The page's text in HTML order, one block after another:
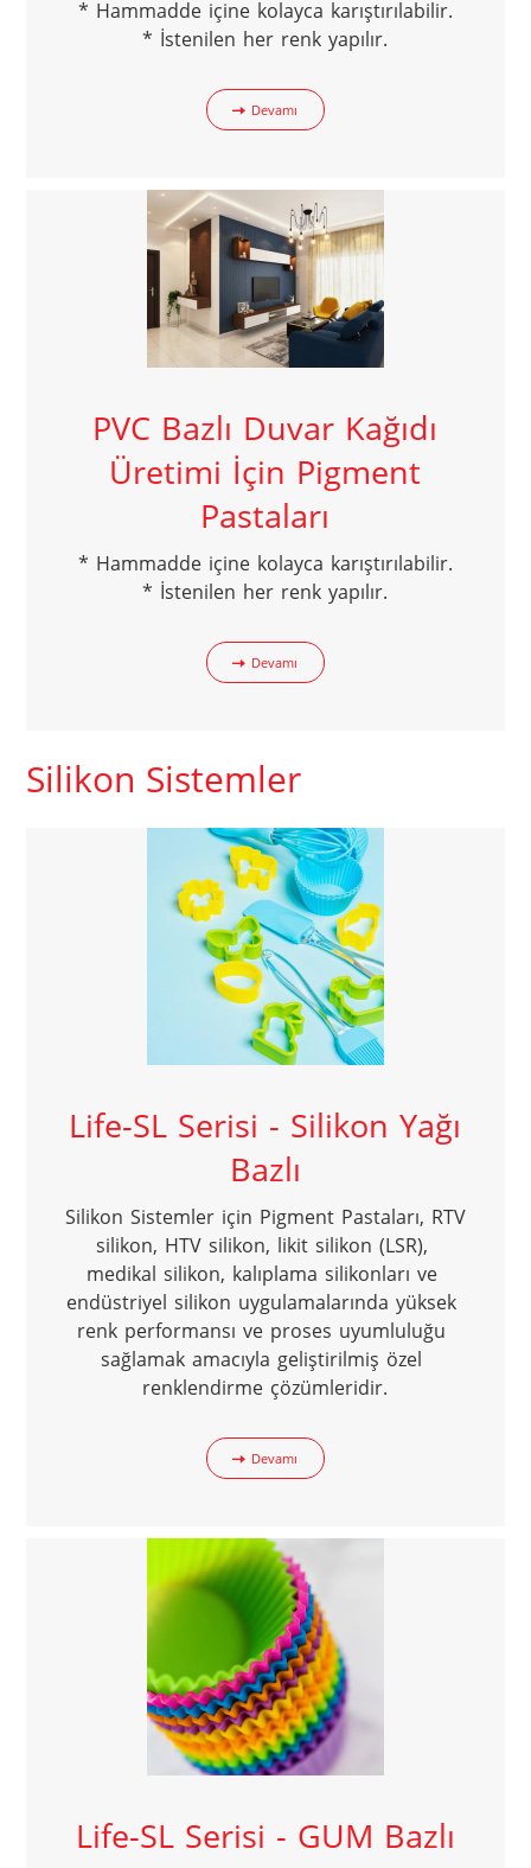
* Hammadde içine kolayca karıştırılabilir.
* İstenilen her renk yapılır.
Devamı
PVC Bazlı Duvar Kağıdı
Üretimi İçin Pigment
Pastaları
* Hammadde içine kolayca karıştırılabilir.
* İstenilen her renk yapılır.
Devamı
Silikon Sistemler
Life-SL Serisi - Silikon Yağı
Bazlı
Silikon Sistemler için Pigment Pastaları, RTV
silikon, HTV silikon, likit silikon (LSR),
medikal silikon, kalıplama silikonları ve
endüstriyel silikon uygulamalarında yüksek
renk performansı ve proses uyumluluğu
sağlamak amacıyla geliştirilmiş özel
renklendirme çözümleridir.
Devamı
Life-SL Serisi - GUM Bazlı